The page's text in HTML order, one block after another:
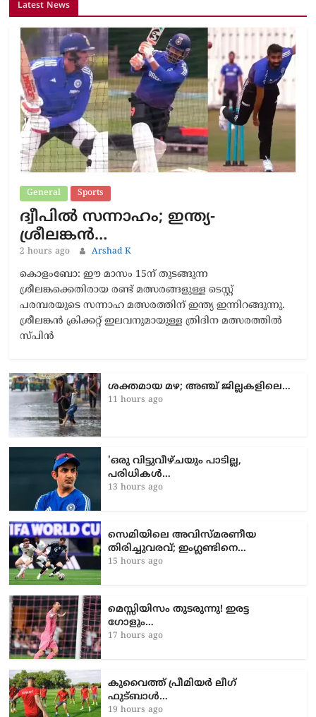
Latest News
General Sports
ദ്വീപിൽ സന്നാഹം; ഇന്ത്യ-
ശ്രീലങ്കൻ…
2 hours ago Arshad K
കൊളംബോ: ഈ മാസം 15ന് തുടങ്ങുന്ന
ശ്രീലങ്കക്കെതിരായ രണ്ട് മത്സരങ്ങളുള്ള ടെസ്റ്റ്
പരമ്പരയുടെ സന്നാഹ മത്സരത്തിന് ഇന്ത്യ ഇന്നിറങ്ങുന്നു.
ശ്രീലങ്കൻ ക്രിക്കറ്റ് ഇലവനുമായുള്ള ത്രിദിന മത്സരത്തിൽ
സ്പിൻ
ശക്തമായ മഴ; അഞ്ച് ജില്ലകളിലെ…
11 hours ago
'ഒരു വിട്ടുവീഴ്ചയും പാടില്ല,
പരിധികൾ…
13 hours ago
സെമിയിലെ അവിസ്മരണീയ
തിരിച്ചുവരവ്; ഇംഗ്ലണ്ടിനെ…
15 hours ago
മെസ്സിയിസം തുടരുന്നു! ഇരട്ട
ഗോളും…
17 hours ago
കുവൈത്ത് പ്രീമിയർ ലീഗ്
ഫുട്ബാൾ…
19 hours ago